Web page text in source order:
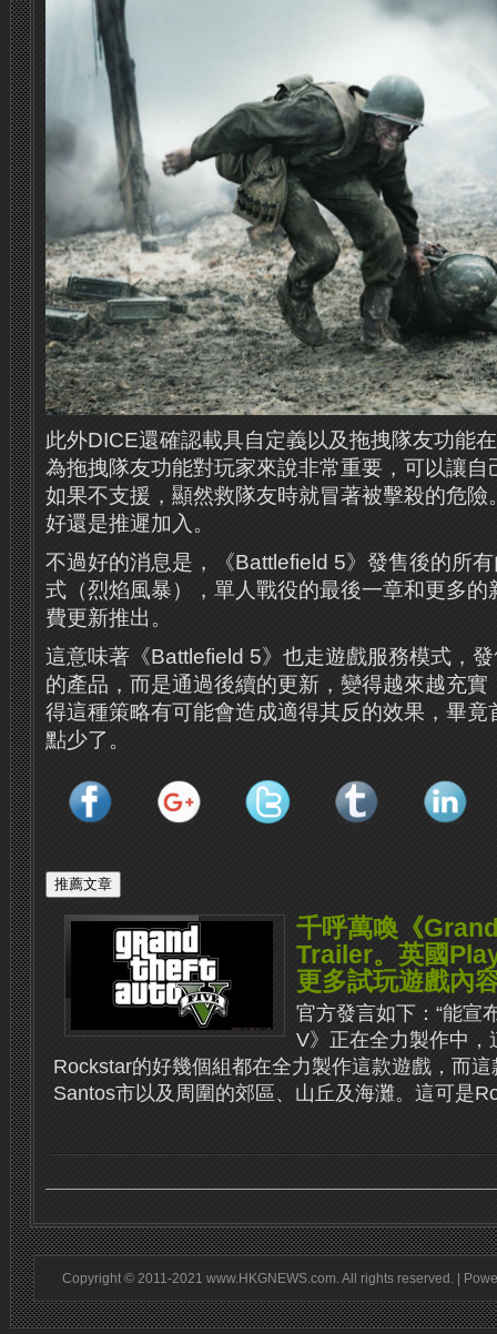
此外DICE還確認載具自定義以及拖拽隊友功能
為拖拽隊友功能對玩家來說非常重要，可以讓自
如果不支援，顯然救隊友時就冒著被擊殺的危險
好還是推遲加入。
不過好的消息是，《Battlefield 5》發售後的所
式（烈焰風暴），單人戰役的最後一章和更多的
費更新推出。
這意味著《Battlefield 5》也走遊戲服務模式，
的產品，而是通過後續的更新，變得越來越充
得這種策略有可能會造成適得其反的效果，畢竟
點少了。
千呼萬喚《
Trailer。英國
更多試玩遊戲內
官方發言如下：“能宣
V》正在全力製作中
Rockstar的好幾個組都在全力製作這款遊戲，而
Santos市以及周圍的郊區、山丘及海灘。這可是
Copyright © 2011-2021 www.HKGNEWS.com. All rights reserved. |